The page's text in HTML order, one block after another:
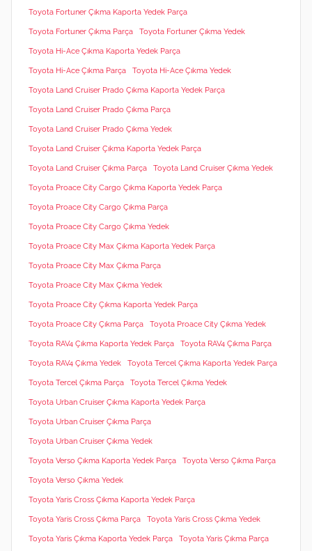
Toyota Fortuner Çıkma Kaporta Yedek Parça
Toyota Fortuner Çıkma Parça Toyota Fortuner Çıkma Yedek
Toyota Hi-Ace Çıkma Kaporta Yedek Parça
Toyota Hi-Ace Çıkma Parça Toyota Hi-Ace Çıkma Yedek
Toyota Land Cruiser Prado Çıkma Kaporta Yedek Parça
Toyota Land Cruiser Prado Çıkma Parça
Toyota Land Cruiser Prado Çıkma Yedek
Toyota Land Cruiser Çıkma Kaporta Yedek Parça
Toyota Land Cruiser Çıkma Parça Toyota Land Cruiser Çıkma Yedek
Toyota Proace City Cargo Çıkma Kaporta Yedek Parça
Toyota Proace City Cargo Çıkma Parça
Toyota Proace City Cargo Çıkma Yedek
Toyota Proace City Max Çıkma Kaporta Yedek Parça
Toyota Proace City Max Çıkma Parça
Toyota Proace City Max Çıkma Yedek
Toyota Proace City Çıkma Kaporta Yedek Parça
Toyota Proace City Çıkma Parça Toyota Proace City Çıkma Yedek
Toyota RAV4 Çıkma Kaporta Yedek Parça Toyota RAV4 Çıkma Parça
Toyota RAV4 Çıkma Yedek Toyota Tercel Çıkma Kaporta Yedek Parça
Toyota Tercel Çıkma Parça Toyota Tercel Çıkma Yedek
Toyota Urban Cruiser Çıkma Kaporta Yedek Parça
Toyota Urban Cruiser Çıkma Parça
Toyota Urban Cruiser Çıkma Yedek
Toyota Verso Çıkma Kaporta Yedek Parça Toyota Verso Çıkma Parça
Toyota Verso Çıkma Yedek
Toyota Yaris Cross Çıkma Kaporta Yedek Parça
Toyota Yaris Cross Çıkma Parça Toyota Yaris Cross Çıkma Yedek
Toyota Yaris Çıkma Kaporta Yedek Parça Toyota Yaris Çıkma Parça